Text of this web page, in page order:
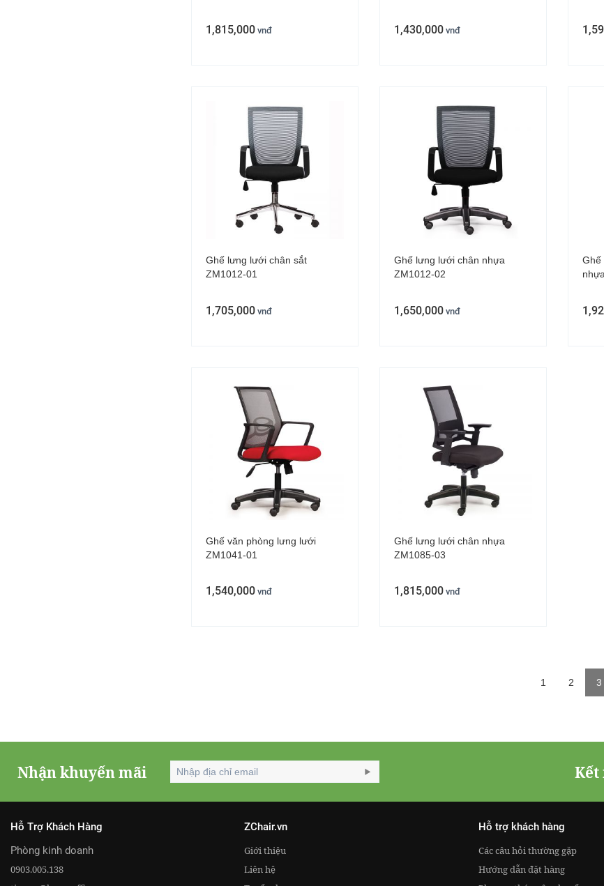
1,815,000 vnđ 1,430,000 vnđ
Ghế lưng lưới chân sắt
ZM1012-01
1,705,000 vnđ
Ghế lưng lưới chân nhựa
ZM1012-02
1,650,000 vnđ
Ghế
Ghế văn phòng lưng lưới
ZM1041-01
1,540,000 vnđ
Ghế lưng lưới chân nhựa
ZM1085-03
1,815,000 vnđ
1 2 3
Nhận khuyến mãi Kết
Hỗ Trợ Khách Hàng
Phòng kinh doanh
0903.005.138
ZChair.vn
Giới thiệu
Liên hệ
Hỗ trợ khách hàng
Các câu hỏi thường gặp
Hướng dẫn đặt hàng